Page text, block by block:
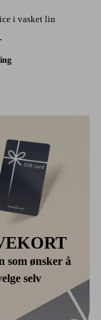
i vasket lin
som ønsker å
selv